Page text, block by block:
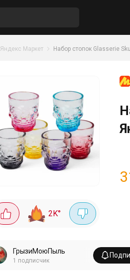
Яндекс Маркет Набор стопок Glasserie
2K°
ГрызиМоюПыль
1 подписчик